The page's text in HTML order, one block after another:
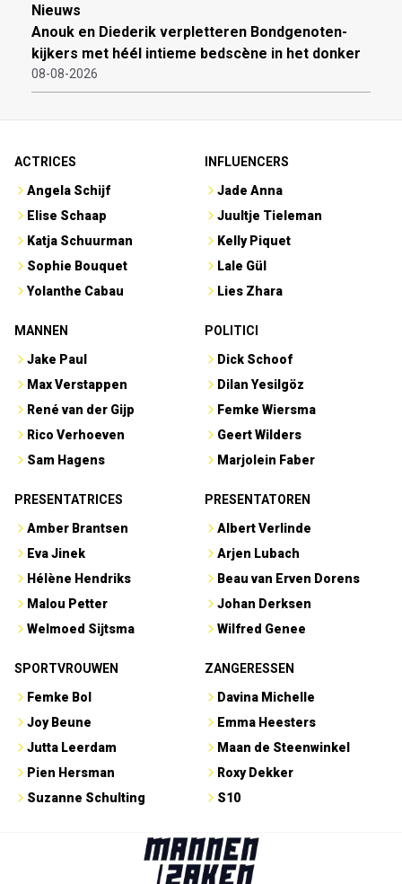
Nieuws
Anouk en Diederik verpletteren Bondgenoten-
kijkers met héél intieme bedscène in het donker
08-08-2026
ACTRICES
Angela Schijf
Elise Schaap
Katja Schuurman
Sophie Bouquet
Yolanthe Cabau
INFLUENCERS
Jade Anna
Juultje Tieleman
Kelly Piquet
Lale Gül
Lies Zhara
MANNEN
Jake Paul
Max Verstappen
René van der Gijp
Rico Verhoeven
Sam Hagens
POLITICI
Dick Schoof
Dilan Yesilgöz
Femke Wiersma
Geert Wilders
Marjolein Faber
PRESENTATRICES
Amber Brantsen
Eva Jinek
Hélène Hendriks
Malou Petter
Welmoed Sijtsma
PRESENTATOREN
Albert Verlinde
Arjen Lubach
Beau van Erven Dorens
Johan Derksen
Wilfred Genee
SPORTVROUWEN
Femke Bol
Joy Beune
Jutta Leerdam
Pien Hersman
Suzanne Schulting
ZANGERESSEN
Davina Michelle
Emma Heesters
Maan de Steenwinkel
Roxy Dekker
S10